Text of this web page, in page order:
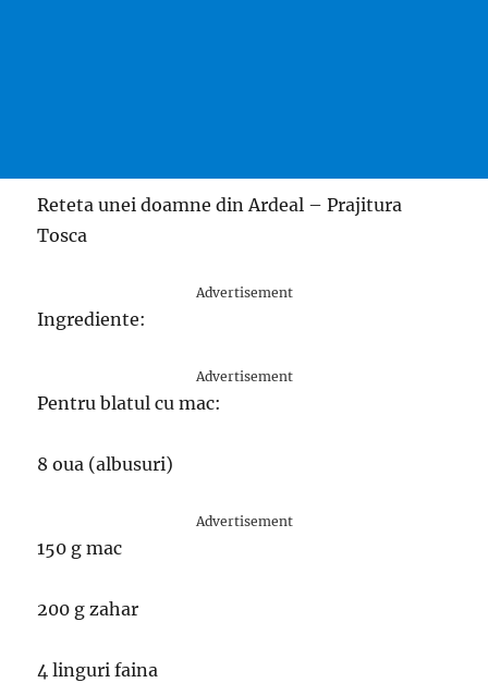
Reteta unei doamne din Ardeal – Prajitura
Tosca
Advertisement
Ingrediente:
Advertisement
Pentru blatul cu mac:
8 oua (albusuri)
Advertisement
150 g mac
200 g zahar
4 linguri faina